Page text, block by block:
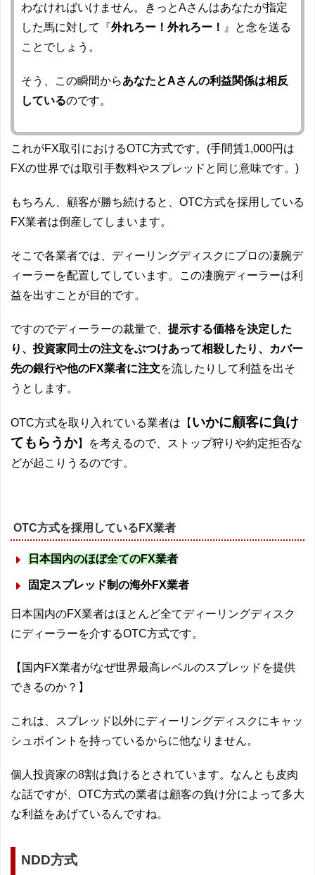
わなければいけません。きっとAさんはあなたが指定
した馬に対して『外れろー！外れろー！ 』と念を送る
ことでしょう。
そう、この瞬間からあなたとAさんの利益関係は相反
しているのです。
これがFX取引におけるOTC方式です。(手間賃1,000円は
FXの世界では取引手数料やスプレッドと同じ意味です。)
もちろん、顧客が勝ち続けると、OTC方式を採用している
FX業者は倒産してしまいます。
そこで各業者では、ディーリングディスクにプロの凄腕デ
ィーラーを配置してしています。この凄腕ディーラーは利
益を出すことが目的です。
ですのでディーラーの裁量で、 提示する価格を決定した
り、投資家同士の注文をぶつけあって相殺したり、カバー
先の銀行や他のFX業者に注文を流したりして利益を出そ
うとします。
OTC方式を取り入れている業者は【 いかに顧客に負け
てもらうか】を考えるので、ストップ狩りや約定拒否な
どが起こりうるのです。
OTC方式を採用しているFX業者
日本国内のほぼ全てのFX業者
固定スプレッド制の海外FX業者
日本国内のFX業者はほとんど全てディーリングディスク
にディーラーを介するOTC方式です。
【国内FX業者がなぜ世界最高レベルのスプレッドを提供
できるのか？】
これは、スプレッド以外にディーリングディスクにキャッ
シュポイントを持っているからに他なりません。
個人投資家の8割は負けるとされています。なんとも皮肉
な話ですが、OTC方式の業者は顧客の負け分によって多大
な利益をあげているんですね。
NDD方式